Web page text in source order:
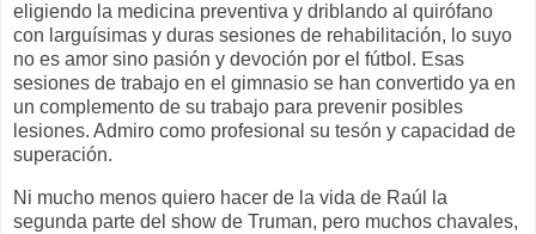
eligiendo la medicina preventiva y driblando al quirófano
con larguísimas y duras sesiones de rehabilitación, lo suyo
no es amor sino pasión y devoción por el fútbol. Esas
sesiones de trabajo en el gimnasio se han convertido ya en
un complemento de su trabajo para prevenir posibles
lesiones. Admiro como profesional su tesón y capacidad de
superación.
Ni mucho menos quiero hacer de la vida de Raúl la
segunda parte del show de Truman, pero muchos chavales,